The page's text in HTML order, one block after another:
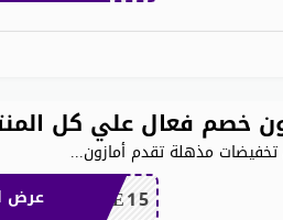
خصم فعال علي كل
...
SAVE15 عرض